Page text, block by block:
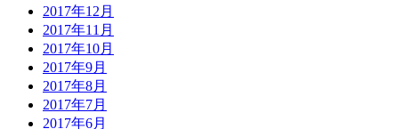
2017年12月
2017年11月
2017年10月
2017年9月
2017年8月
2017年7月
2017年6月